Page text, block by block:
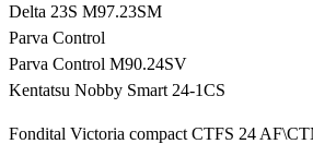
Delta 23S M97.23SM
Parva Control
Parva Control M90.24SV
Kentatsu Nobby Smart 24-1CS
Fondital Victoria compact CTFS 24